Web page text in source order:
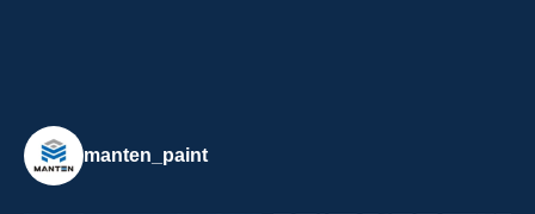
manten_paint